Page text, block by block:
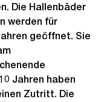
Die Hallenbäder
werden für
geöffnet. Sie
Jahren haben
Zutritt. Die